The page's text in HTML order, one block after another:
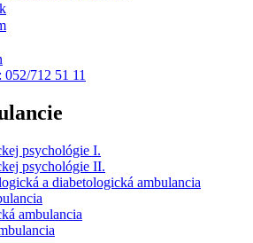
712 51 11
psychológie I.
psychológie II.
a diabetologická ambulancia
ambulancia